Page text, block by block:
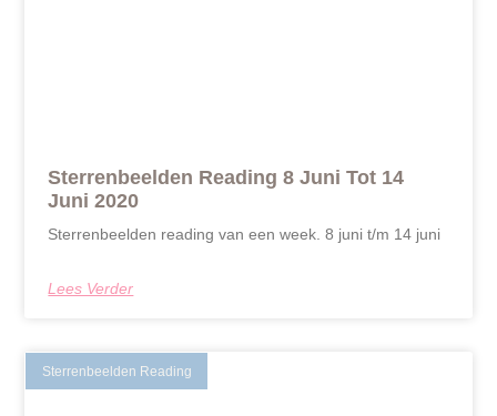
Sterrenbeelden Reading 8 Juni Tot 14
Juni 2020
Sterrenbeelden reading van een week. 8 juni t/m 14 juni
Lees Verder
Sterrenbeelden Reading